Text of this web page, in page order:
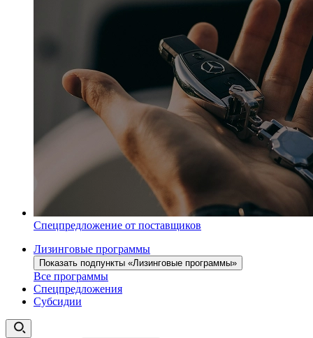
Спецпредложение от поставщиков
Лизинговые программы
Показать подпункты «Лизинговые программы»
Все программы
Спецпредложения
Субсидии